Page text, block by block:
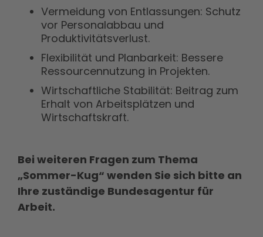
Vermeidung von Entlassungen: Schutz
vor Personalabbau und
Produktivitätsverlust.
Flexibilität und Planbarkeit: Bessere
Ressourcennutzung in Projekten.
Wirtschaftliche Stabilität: Beitrag zum
Erhalt von Arbeitsplätzen und
Wirtschaftskraft.
Bei weiteren Fragen zum Thema
„Sommer-Kug“ wenden Sie sich bitte an
Ihre zuständige Bundesagentur für
Arbeit.